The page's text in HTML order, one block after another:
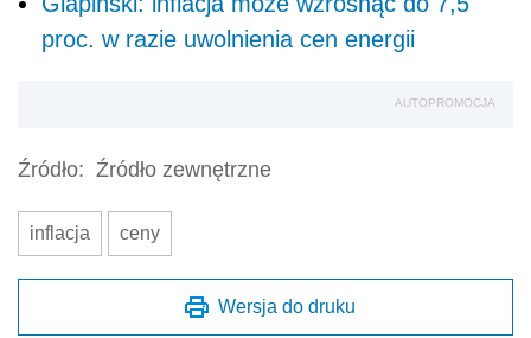
proc. w razie uwolnienia cen energii
AUTOPROMOCJA
Źródło: Źródło zewnętrzne
inflacja ceny
Wersja do druku